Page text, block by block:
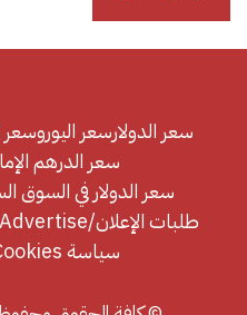
سعر الدولارسعر اليوروسعر
سعر الدرهم
سعر الدولار في السوق
طلبات الإعلان/Advertise
سياسة Cookies